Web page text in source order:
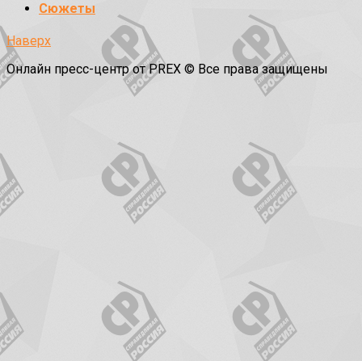
Сюжеты
Наверх
Онлайн пресс-центр от PREX © Все права защищены